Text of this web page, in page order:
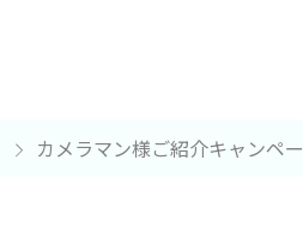
カメラマン様ご紹介キャンペ